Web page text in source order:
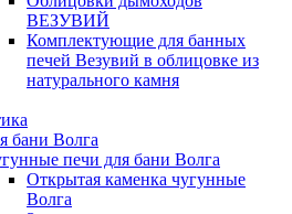
ВЕЗУВИЙ
Комплектующие для банных
печей Везувий в облицовке из
натурального камня
бани Волга
печи для бани Волга
Открытая каменка чугунные
Волга